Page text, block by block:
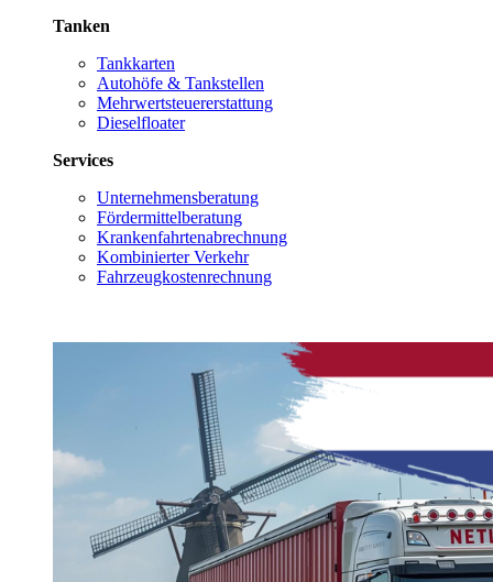
Tanken
Tankkarten
Autohöfe & Tankstellen
Mehrwertsteuererstattung
Dieselfloater
Services
Unternehmensberatung
Fördermittelberatung
Krankenfahrtenabrechnung
Kombinierter Verkehr
Fahrzeugkostenrechnung